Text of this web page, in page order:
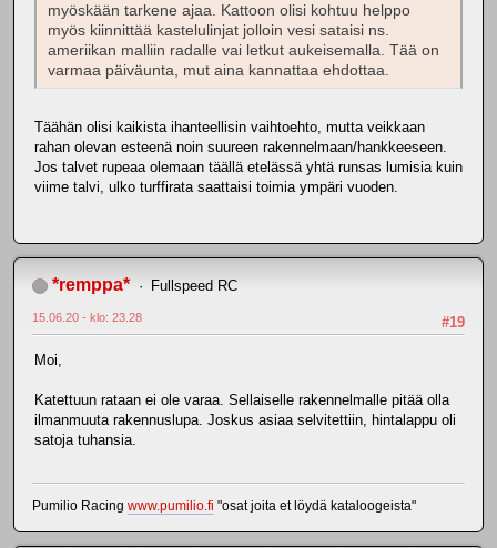
myöskään tarkene ajaa. Kattoon olisi kohtuu helppo
myös kiinnittää kastelulinjat jolloin vesi sataisi ns.
ameriikan malliin radalle vai letkut aukeisemalla. Tää on
varmaa päiväunta, mut aina kannattaa ehdottaa.
Täähän olisi kaikista ihanteellisin vaihtoehto, mutta veikkaan
rahan olevan esteenä noin suureen rakennelmaan/hankkeeseen.
Jos talvet rupeaa olemaan täällä etelässä yhtä runsas lumisia kuin
viime talvi, ulko turffirata saattaisi toimia ympäri vuoden.
*remppa* Fullspeed RC
#19
15.06.20 - klo: 23.28
Moi,
Katettuun rataan ei ole varaa. Sellaiselle rakennelmalle pitää olla
ilmanmuuta rakennuslupa. Joskus asiaa selvitettiin, hintalappu oli
satoja tuhansia.
Pumilio Racing www.pumilio.fi "osat joita et löydä kataloogeista"